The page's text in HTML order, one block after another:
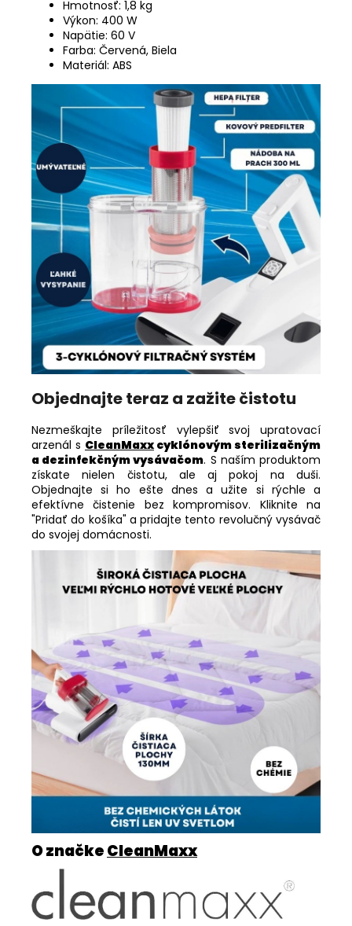
Hmotnosť: 1,8 kg
Výkon: 400 W
Napätie: 60 V
Farba: Červená, Biela
Materiál: ABS
Objednajte teraz a zažite čistotu
Nezmeškajte príležitosť vylepšiť svoj upratovací
arzenál s CleanMaxx cyklónovým sterilizačným
a dezinfekčným vysávačom. S naším produktom
získate nielen čistotu, ale aj pokoj na duši.
Objednajte si ho ešte dnes a užite si rýchle a
efektívne čistenie bez kompromisov. Kliknite na
"Pridať do košíka" a pridajte tento revolučný vysávač
do svojej domácnosti.
O značkeCleanMaxx